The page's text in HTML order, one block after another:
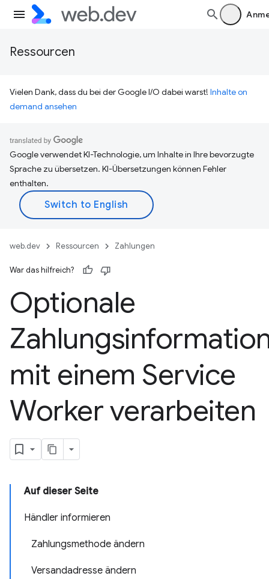
Ressourcen
Vielen Dank, dass du bei der Google I/O dabei warst! Inhalte on
demand ansehen
Google verwendet KI-Technologie, um Inhalte in Ihre bevorzugte
Sprache zu übersetzen. KI-Übersetzungen können Fehler
enthalten.
web.dev Ressourcen Zahlungen
War das hilfreich?
Optionale
mit einem Service
Worker verarbeiten
Auf dieser Seite
Händler informieren
Zahlungsmethode ändern
Versandadresse ändern